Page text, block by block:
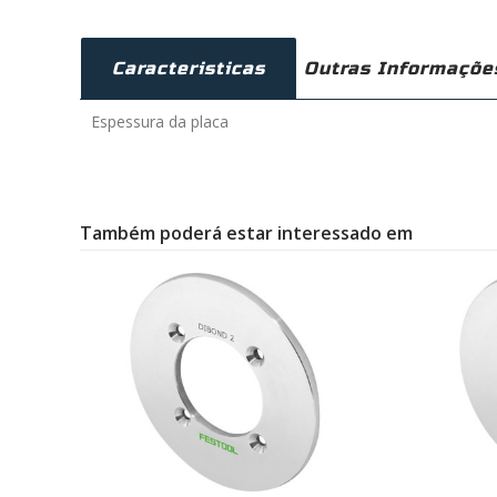
Caracteristicas Outras
Espessura da placa
Também poderá estar interessado em